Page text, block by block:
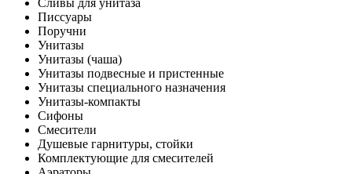
Сливы для унитаза
Писсуары
Поручни
Унитазы
Унитазы (чаша)
Унитазы подвесные и пристенные
Унитазы специального назначения
Унитазы-компакты
Сифоны
Смесители
Душевые гарнитуры, стойки
Комплектующие для смесителей